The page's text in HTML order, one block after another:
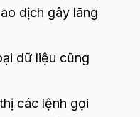
dịch gây lãng
dữ liệu cũng
các lệnh gọi